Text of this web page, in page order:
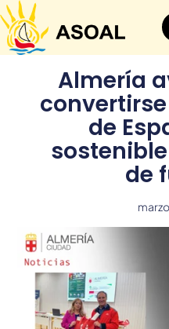
Almería
de
de